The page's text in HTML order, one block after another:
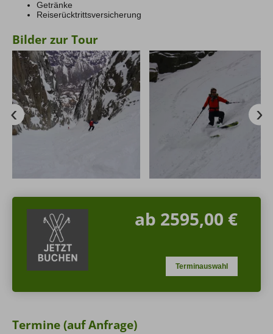
Getränke
Reiserücktrittsversicherung
Bilder zur Tour
ab 2595,00 €
Terminauswahl
Termine (auf Anfrage)